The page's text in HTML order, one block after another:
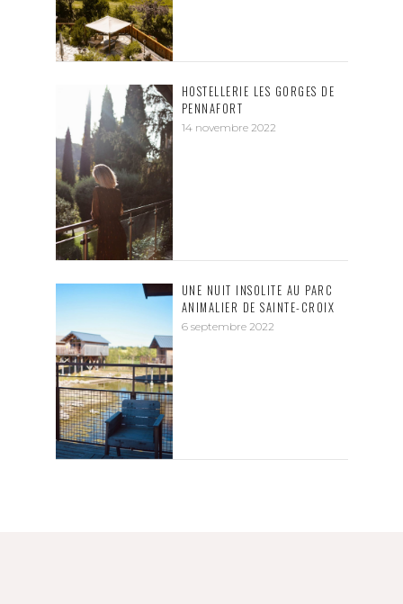
HOSTELLERIE LES GORGES DE
PENNAFORT
14 novembre 2022
UNE NUIT INSOLITE AU PARC
ANIMALIER DE SAINTE-CROIX
6 septembre 2022